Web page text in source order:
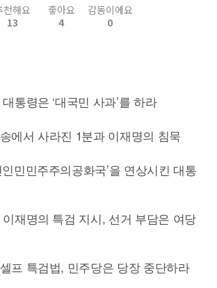
천해요
13
좋아요
4
감동이에요
0
통령은 ‘대국민 사과’를 하라
에서 사라진 1분과 이재명의 침묵
민민주주의공화국’을 연상시킨 대통
재명의 특검 지시, 선거 부담은 여당
프 특검법, 민주당은 당장 중단하라